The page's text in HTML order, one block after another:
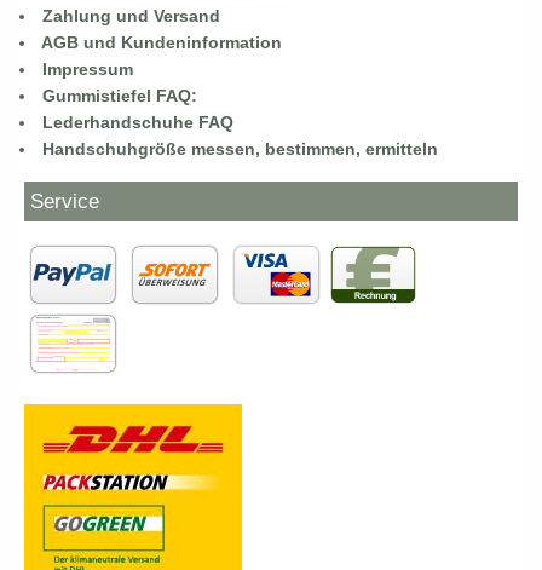
Zahlung und Versand
AGB und Kundeninformation
Impressum
Gummistiefel FAQ:
Lederhandschuhe FAQ
Handschuhgröße messen, bestimmen, ermitteln
Service